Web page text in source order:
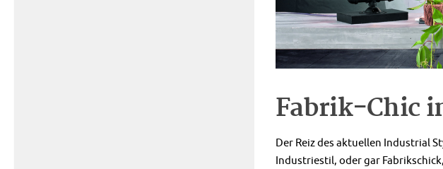
Fabrik-Chic
Der Reiz des aktuellen Industrial
Industriestil, oder gar